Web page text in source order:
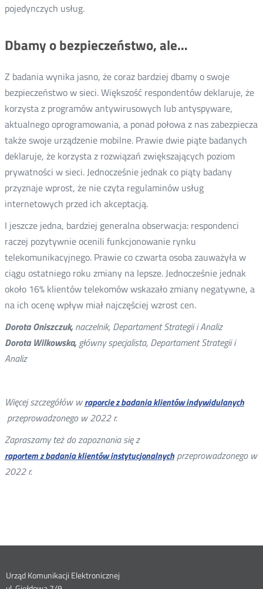
pojedynczych usług.
Dbamy o bezpieczeństwo, ale…
Z badania wynika jasno, że coraz bardziej dbamy o swoje
bezpieczeństwo w sieci. Większość respondentów deklaruje, że
korzysta z programów antywirusowych lub antyspyware,
aktualnego oprogramowania, a ponad połowa z nas zabezpiecza
także swoje urządzenie mobilne. Prawie dwie piąte badanych
deklaruje, że korzysta z rozwiązań zwiększających poziom
prywatności w sieci. Jednocześnie jednak co piąty badany
przyznaje wprost, że nie czyta regulaminów usług
internetowych przed ich akceptacją.
I jeszcze jedna, bardziej generalna obserwacja: respondenci
raczej pozytywnie ocenili funkcjonowanie rynku
telekomunikacyjnego. Prawie co czwarta osoba zauważyła w
ciągu ostatniego roku zmiany na lepsze. Jednocześnie jednak
około 16% klientów telekomów wskazało zmiany negatywne, a
na ich ocenę wpływ miał najczęściej wzrost cen.
Dorota Oniszczuk, naczelnik, Departament Strategii i Analiz
Dorota Wilkowska,główny specjalista, Departament Strategii i
Analiz
Więcej szczegółów w raporcie z badania klientów indywidulanych
przeprowadzonego w 2022 r.
Zapraszamy też do zapoznania się z
raportem z badania klientów instytucjonalnychprzeprowadzonego w
2022 r.
Dane
Urząd Komunikacji Elektronicznej